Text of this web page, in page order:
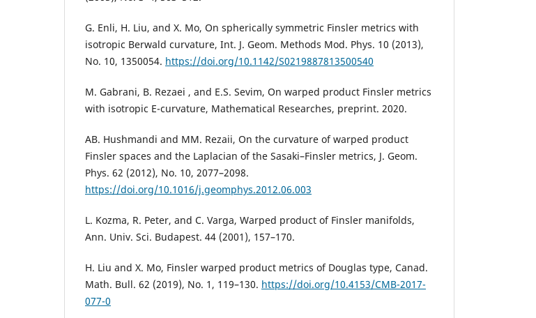
G. Enli, H. Liu, and X. Mo, On spherically symmetric Finsler metrics with
isotropic Berwald curvature, Int. J. Geom. Methods Mod. Phys. 10 (2013),
No. 10, 1350054. https://doi.org/10.1142/S0219887813500540
M. Gabrani, B. Rezaei , and E.S. Sevim, On warped product Finsler metrics
with isotropic E-curvature, Mathematical Researches, preprint. 2020.
AB. Hushmandi and MM. Rezaii, On the curvature of warped product
Finsler spaces and the Laplacian of the Sasaki–Finsler metrics, J. Geom.
Phys. 62 (2012), No. 10, 2077–2098.
https://doi.org/10.1016/j.geomphys.2012.06.003
L. Kozma, R. Peter, and C. Varga, Warped product of Finsler manifolds,
Ann. Univ. Sci. Budapest. 44 (2001), 157–170.
H. Liu and X. Mo, Finsler warped product metrics of Douglas type, Canad.
Math. Bull. 62 (2019), No. 1, 119–130. https://doi.org/10.4153/CMB-2017-
077-0